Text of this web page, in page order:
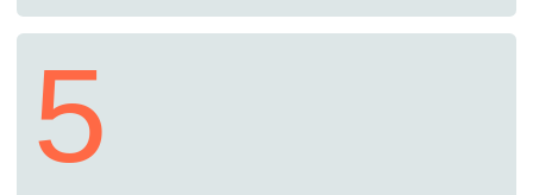
Заключите договор и оплатите
обучение
Убедитесь, что вы в конкурсных списках,
подпишите договор и оплатите обучение
До 26 августа